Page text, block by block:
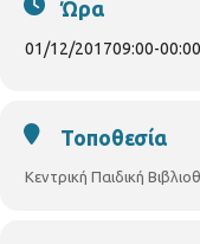
Μαθηματικός και ο
Παρασκευή 1/12/2017
Ώρα
01/12/201709:00-00:00
Τοποθεσία
Κεντρική Παιδική